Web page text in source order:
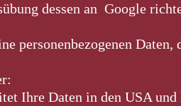
dessen an Google
personenbezogenen
Ihre Daten in den USA